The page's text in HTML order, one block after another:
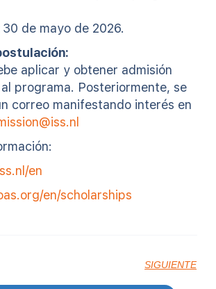
30 de mayo de 2026.
aplicar y obtener admisión
programa. Posteriormente, se
correo manifestando interés en
en
en/scholarships
SIGUIENTE